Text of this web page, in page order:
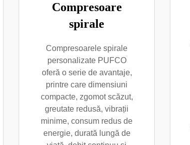
Compresoare
spirale
Compresoarele spirale
personalizate PUFCO
oferă o serie de avantaje,
printre care dimensiuni
compacte, zgomot scăzut,
greutate redusă, vibrații
minime, consum redus de
energie, durată lungă de